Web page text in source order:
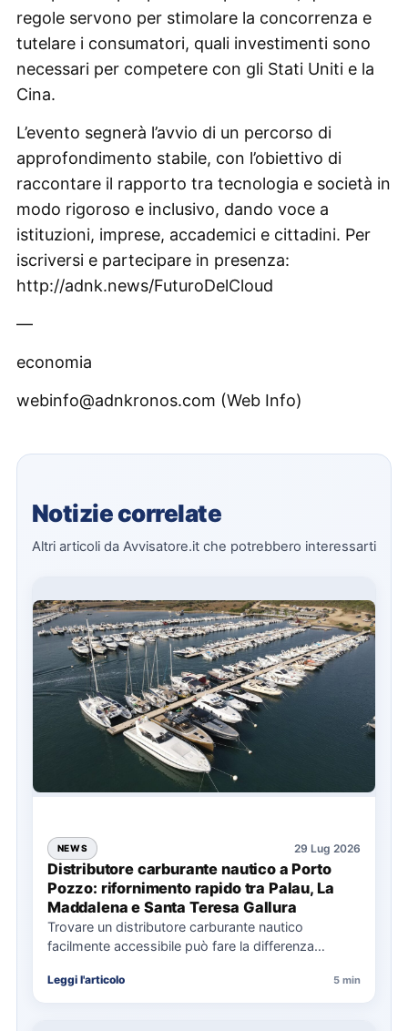
regole servono per stimolare la concorrenza e
tutelare i consumatori, quali investimenti sono
necessari per competere con gli Stati Uniti e la
Cina.
L’evento segnerà l’avvio di un percorso di
approfondimento stabile, con l’obiettivo di
raccontare il rapporto tra tecnologia e società in
modo rigoroso e inclusivo, dando voce a
istituzioni, imprese, accademici e cittadini. Per
iscriversi e partecipare in presenza:
http://adnk.news/FuturoDelCloud
—
economia
webinfo@adnkronos.com (Web Info)
Notizie correlate
Altri articoli da Avvisatore.it che potrebbero interessarti
NEWS 29 Lug 2026
Distributore carburante nautico a Porto
Pozzo: rifornimento rapido tra Palau, La
Maddalena e Santa Teresa Gallura
Trovare un distributore carburante nautico
facilmente accessibile può fare la differenza
soprattutto…
Leggi l'articolo 5 min